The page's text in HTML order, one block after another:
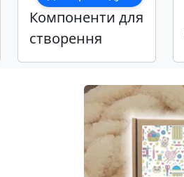
Компоненти для
створення
іграшок